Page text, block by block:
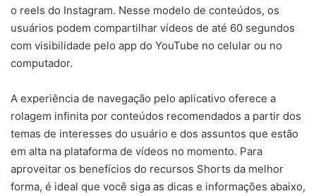
o reels do Instagram. Nesse modelo de conteúdos, os
usuários podem compartilhar vídeos de até 60 segundos
com visibilidade pelo app do YouTube no celular ou no
computador.
A experiência de navegação pelo aplicativo oferece a
rolagem infinita por conteúdos recomendados a partir dos
temas de interesses do usuário e dos assuntos que estão
em alta na plataforma de vídeos no momento. Para
aproveitar os benefícios do recursos Shorts da melhor
forma, é ideal que você siga as dicas e informações abaixo,